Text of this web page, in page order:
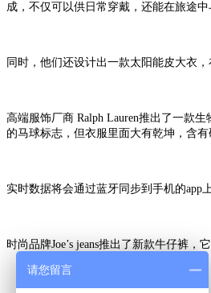
成，不仅可以供日常穿戴，还能在旅途
同时，他们还设计出一款太阳能皮大衣
高端服饰厂商 Ralph Lauren推出了一款
的马球标志，但衣服里面大有乾坤，含有
实时数据将会通过蓝牙同步到手机的app
时尚品牌Joe’s jeans推出了新款牛仔裤，
请您留言